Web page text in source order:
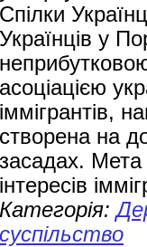
Спілки
Українців у
асоціацією
іммігрантів,
створена на
засадах. Мета
інтересів
Категорія:
суспільство